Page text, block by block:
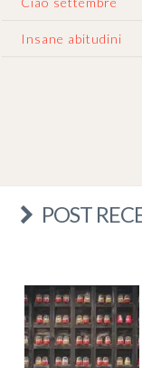
Insane abitudini
POST